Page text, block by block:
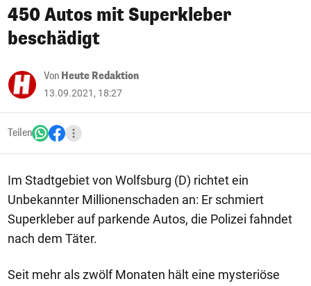
450 Autos mit Superkleber
beschädigt
Von Heute Redaktion
13.09.2021, 18:27
Teilen
Im Stadtgebiet von Wolfsburg (D) richtet ein
Unbekannter Millionenschaden an: Er schmiert
Superkleber auf parkende Autos, die Polizei fahndet
nach dem Täter.
Seit mehr als zwölf Monaten hält eine mysteriöse